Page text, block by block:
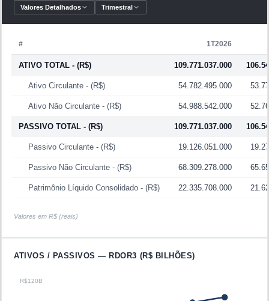
(custo dos planos de saúde), pela capacidade de repasse de
custos médicos e de inflação médica nas negociações com
expansão da rede (abertura de novos leitos e aquisição de
hospitais).
R$ 79,67 bilhões
R$ 22,34 bilhões.
A companhia está inserida no setor
, no segmento de
Serviços Hospitalares
milhões.
Entre seus principais indicadores, P/L de 16,45,P/VP de 4,12
e Dividend Yield de 12,21% nos últimos 12 meses.
Valores Detalhados Trimestral
# 1T2026
ATIVO TOTAL - (R$) 109.771.037.000
Ativo Circulante - (R$) 54.782.495.000
Ativo Não Circulante - (R$) 54.988.542.000
PASSIVO TOTAL - (R$) 109.771.037.000
Passivo Circulante - (R$) 19.126.051.000
Passivo Não Circulante - (R$) 68.309.278.000
Patrimônio Líquido Consolidado - (R$) 22.335.708.000
Valores em R$ (reais)
ATIVOS / PASSIVOS — RDOR3 (R$ BILHÕES)
R$120B